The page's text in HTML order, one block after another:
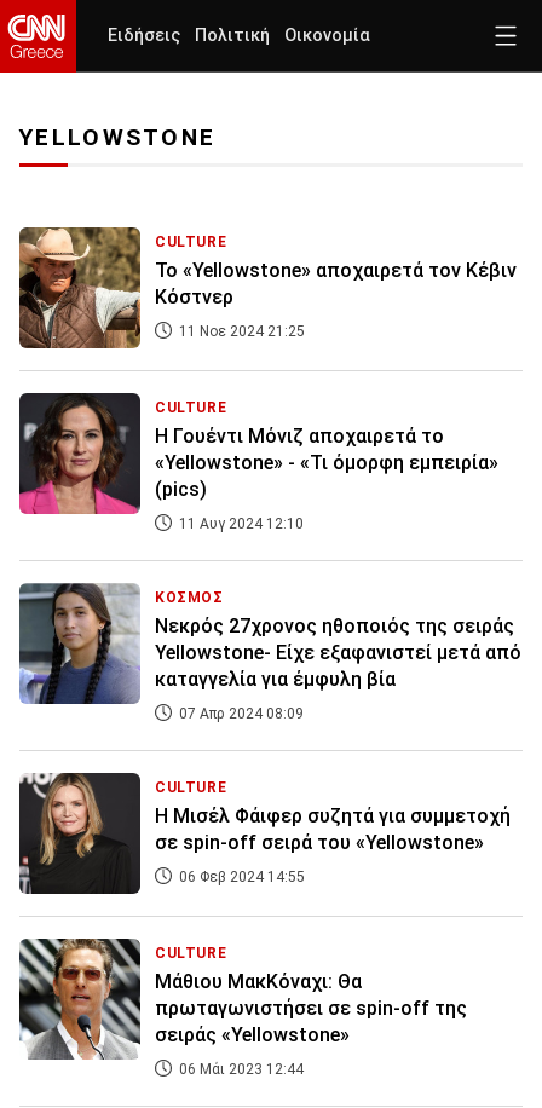
Ειδήσεις Πολιτική Οικονομία
YELLOWSTONE
CULTURE
Το «Yellowstone» αποχαιρετά τον Κέβιν
Κόστνερ
11 Νοε 2024 21:25
CULTURE
Η Γουέντι Μόνιζ αποχαιρετά το
«Yellowstone» - «Τι όμορφη εμπειρία»
(pics)
11 Αυγ 2024 12:10
ΚΟΣΜΟΣ
Νεκρός 27χρονος ηθοποιός της σειράς
Yellowstone- Είχε εξαφανιστεί μετά από
καταγγελία για έμφυλη βία
07 Απρ 2024 08:09
CULTURE
Η Μισέλ Φάιφερ συζητά για συμμετοχή
σε spin-off σειρά του «Yellowstone»
06 Φεβ 2024 14:55
CULTURE
Μάθιου ΜακΚόναχι: Θα
πρωταγωνιστήσει σε spin-off της
σειράς «Yellowstone»
06 Μάι 2023 12:44